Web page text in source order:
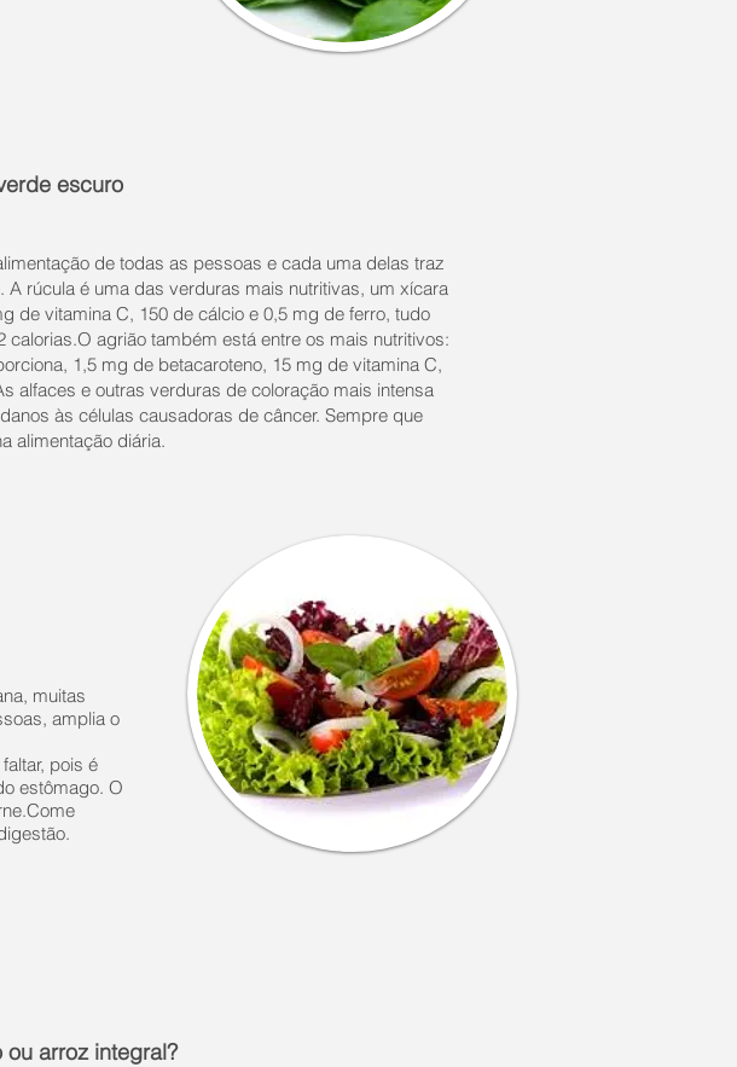
escuro
de todas as pessoas e cada uma delas traz
A rúcula é uma das verduras mais nutritivas, um xícara
de vitamina C, 150 de cálcio e 0,5 mg de ferro, tudo
agrião também está entre os mais nutritivos:
1,5 mg de betacaroteno, 15 mg de vitamina C,
alfaces e outras verduras de coloração mais intensa
às células causadoras de câncer. Sempre que
alimentação diária.
muitas
amplia o
pois é
estômago. O
arroz integral?